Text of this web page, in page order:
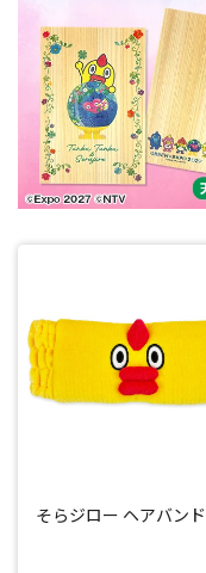
そらジロー ヘアバンド